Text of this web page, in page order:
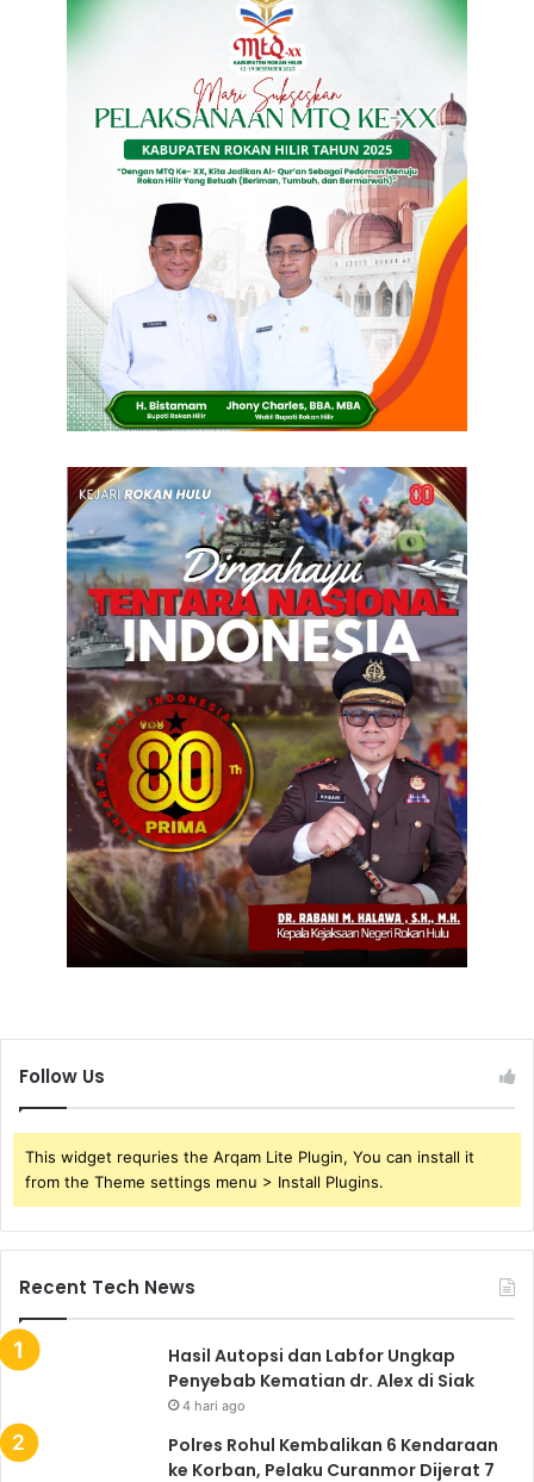
Follow Us
This widget requries the Arqam Lite Plugin, You can install it
from the Theme settings menu > Install Plugins.
Recent Tech News
Hasil Autopsi dan Labfor Ungkap
Penyebab Kematian dr. Alex di Siak
4 hari ago
Polres Rohul Kembalikan 6 Kendaraan
ke Korban, Pelaku Curanmor Dijerat 7